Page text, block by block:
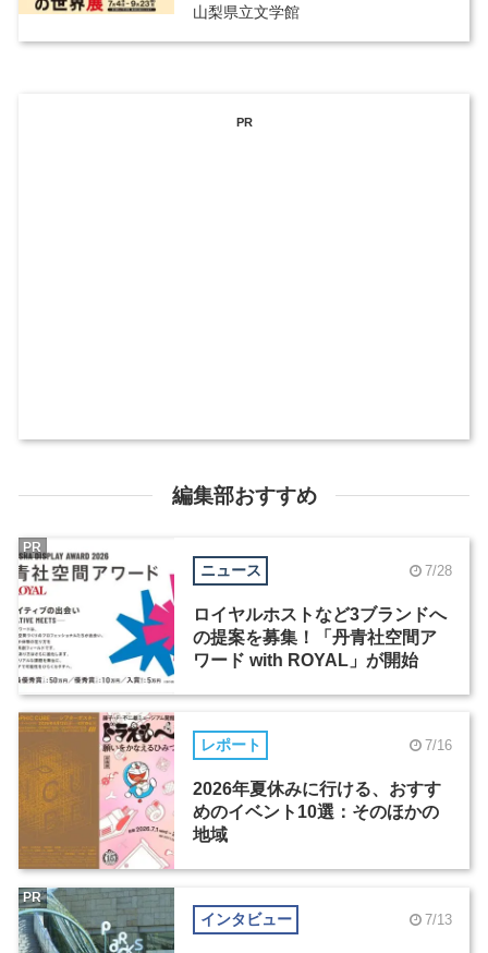
山梨県立文学館
PR
編集部おすすめ
ニュース 7/28
ロイヤルホストなど3ブランドへ
の提案を募集！「丹青社空間ア
ワード with ROYAL」が開始
PR
レポート 7/16
2026年夏休みに行ける、おすす
めのイベント10選：そのほかの
地域
インタビュー 7/13
PR